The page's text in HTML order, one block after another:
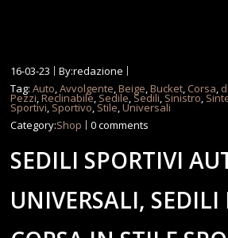
16-03-23
By:redazione
Tag:Auto,Avvolgente,Beige,Bucket, Corsa,
Pezzi,Reclinabile, Sedile, Sedili, Sinistro,
Sportivi, Sportivo,Stile,Universali
Category:Shop 0 comments
SEDILI SPORTIVI
UNIVERSALI, SEDILI